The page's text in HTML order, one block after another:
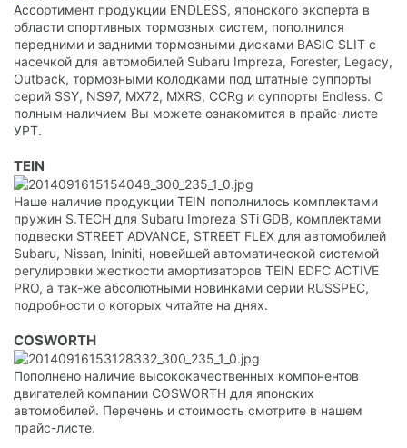
Ассортимент продукции ENDLESS, японского эксперта в
области спортивных тормозных систем, пополнился
передними и задними тормозными дисками BASIC SLIT с
насечкой для автомобилей Subaru Impreza, Forester, Legacy,
Outback, тормозными колодками под штатные суппорты
серий SSY, NS97, MX72, MXRS, CCRg и суппорты Endless. С
полным наличием Вы можете ознакомится в прайс-листе
УРТ.
TEIN
Наше наличие продукции TEIN пополнилось комплектами
пружин S.TECH для Subaru Impreza STi GDB, комплектами
подвески STREET ADVANCE, STREET FLEX для автомобилей
Subaru, Nissan, Ininiti, новейшей автоматической системой
регулировки жесткости амортизаторов TEIN EDFC ACTIVE
PRO, а так-же абсолютными новинками серии RUSSPEC,
подробности о которых читайте на днях.
COSWORTH
Пополнено наличие высококачественных компонентов
двигателей компании COSWORTH для японских
автомобилей. Перечень и стоимость смотрите в нашем
прайс-листе.